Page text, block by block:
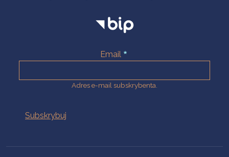
Email
Adres e-mail subskrybenta.